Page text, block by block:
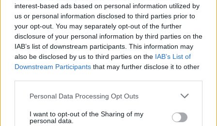
interest-based ads based on personal information utilized by
us or personal information disclosed to third parties prior to
your opt-out. You may separately opt-out of the further
disclosure of your personal information by third parties on the
IAB’s list of downstream participants. This information may
also be disclosed by us to third parties on the IAB’s List of
Downstream Participants that may further disclose it to other
Please note that this website/app uses one or more Google
not limited to your visit or usage behaviour. You may click to
grant or deny consent to Google and its third-party tags to
Personal Data Processing Opt Outs
I want to opt-out of the Sharing of my
personal data.